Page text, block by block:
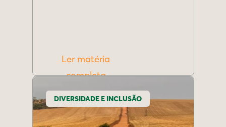
Ler matéria
completa
DIVERSIDADE E INCLUSÃO